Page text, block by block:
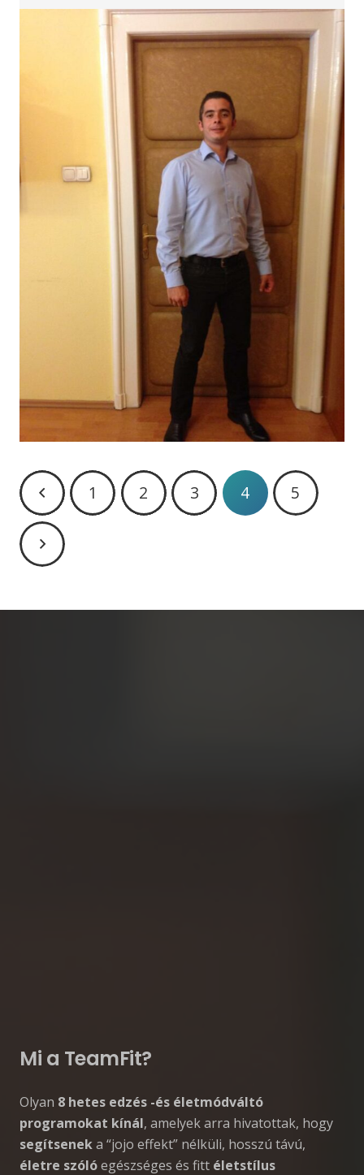
1 2 3 4 5
Mi a TeamFit?
Olyan 8 hetes edzés -és életmódváltó
programokat kínál, amelyek arra hivatottak, hogy
segítseneka “jojo effekt” nélküli, hosszú távú,
életre szólóegészséges és fitt életstílus